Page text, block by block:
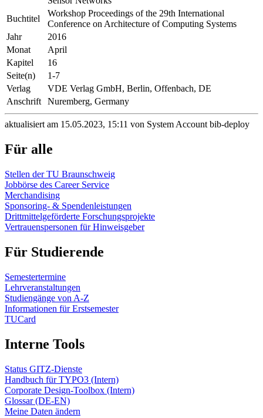
Buchtitel
Workshop Proceedings of the 29th International
Conference on Architecture of Computing Systems
Jahr
2016
Monat
April
Kapitel
16
Seite(n)
1-7
Verlag
VDE Verlag GmbH, Berlin, Offenbach, DE
Anschrift
Nuremberg, Germany
aktualisiert am 15.05.2023, 15:11 von System Account bib-deploy
Für alle
Stellen der TU Braunschweig
Jobbörse des Career Service
Merchandising
Sponsoring- & Spendenleistungen
Drittmittelgeförderte Forschungsprojekte
Vertrauenspersonen für Hinweisgeber
Für Studierende
Semestertermine
Lehrveranstaltungen
Studiengänge von A-Z
Informationen für Erstsemester
TUCard
Interne Tools
Status GITZ-Dienste
Handbuch für TYPO3 (Intern)
Corporate Design-Toolbox (Intern)
Glossar (DE-EN)
Meine Daten ändern